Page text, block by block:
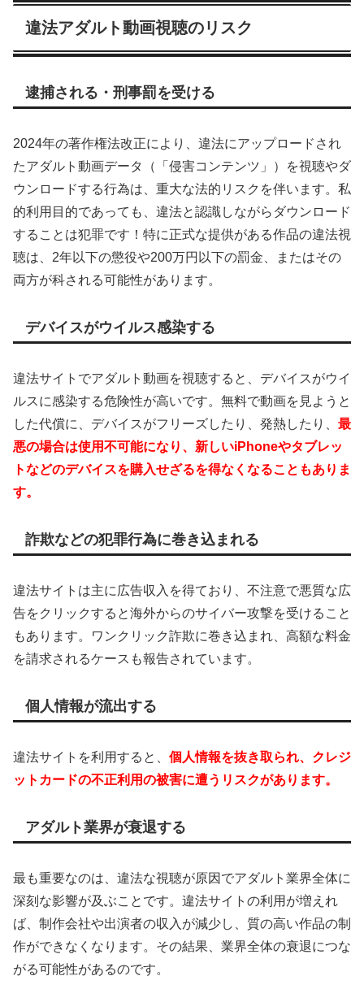
違法アダルト動画視聴のリスク
逮捕される・刑事罰を受ける
2024年の著作権法改正により、違法にアップロードされ
たアダルト動画データ（「侵害コンテンツ」）を視聴やダ
ウンロードする行為は、重大な法的リスクを伴います。私
的利用目的であっても、違法と認識しながらダウンロード
することは犯罪です！特に正式な提供がある作品の違法視
聴は、2年以下の懲役や200万円以下の罰金、またはその
両方が科される可能性があります。
デバイスがウイルス感染する
違法サイトでアダルト動画を視聴すると、デバイスがウイ
ルスに感染する危険性が高いです。無料で動画を見ようと
した代償に、デバイスがフリーズしたり、発熱したり、 最
悪の場合は使用不可能になり、新しいiPhoneやタブレッ
トなどのデバイスを購入せざるを得なくなることもありま
す。
詐欺などの犯罪行為に巻き込まれる
違法サイトは主に広告収入を得ており、不注意で悪質な広
告をクリックすると海外からのサイバー攻撃を受けること
もあります。ワンクリック詐欺に巻き込まれ、高額な料金
を請求されるケースも報告されています。
個人情報が流出する
違法サイトを利用すると、 個人情報を抜き取られ、クレジ
ットカードの不正利用の被害に遭うリスクがあります。
アダルト業界が衰退する
最も重要なのは、違法な視聴が原因でアダルト業界全体に
深刻な影響が及ぶことです。違法サイトの利用が増えれ
ば、制作会社や出演者の収入が減少し、質の高い作品の制
作ができなくなります。その結果、業界全体の衰退につな
がる可能性があるのです。